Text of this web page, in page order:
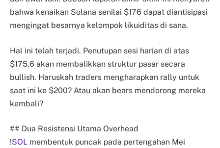
bahwa kenaikan Solana senilai $176 dapat diantisipasi
mengingat besarnya kelompok likuiditas di sana.
Hal ini telah terjadi. Penutupan sesi harian di atas
$175,6 akan membalikkan struktur pasar secara
bullish. Haruskah traders mengharapkan rally untuk
saat ini ke $200? Atau akan bears mendorong mereka
kembali?
## Dua Resistensi Utama Overhead
!SOL membentuk puncak pada pertengahan Mei